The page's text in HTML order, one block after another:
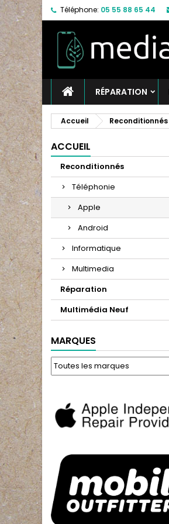
Téléphone: 05 55 88 65 44
RÉPARATION
Accueil Reconditionnés
ACCUEIL
Reconditionnés
Téléphonie
Apple
Android
Informatique
Multimedia
Réparation
Multimédia Neuf
MARQUES